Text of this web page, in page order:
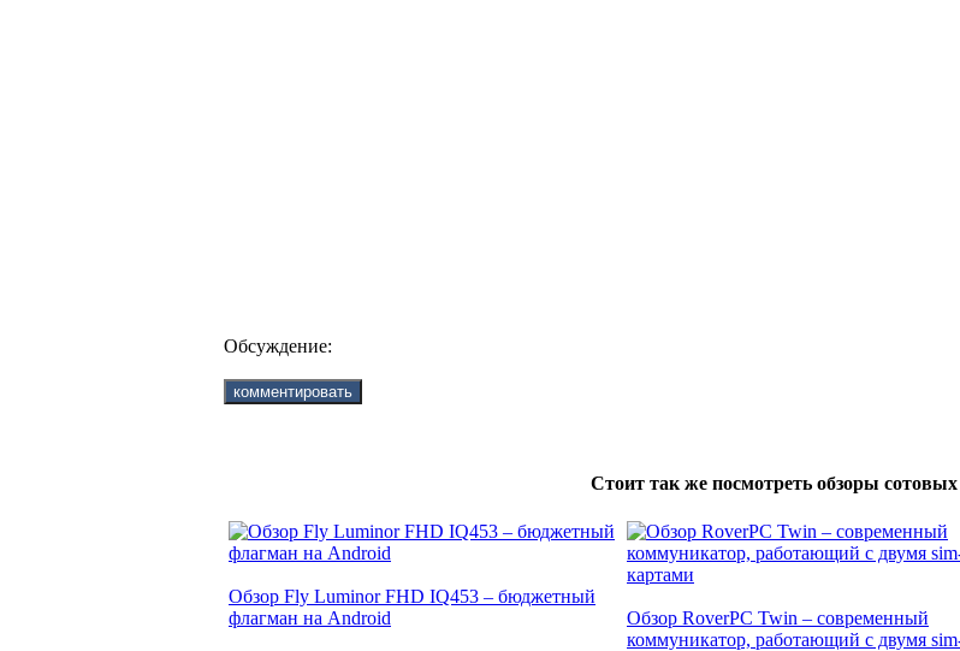
Обсуждение:
Стоит так же посмотреть обзоры
Обзор Fly Luminor FHD IQ453 – бюджетный
флагман на Android
Обзор RoverPC Twin – современный
коммуникатор, работающий с двумя